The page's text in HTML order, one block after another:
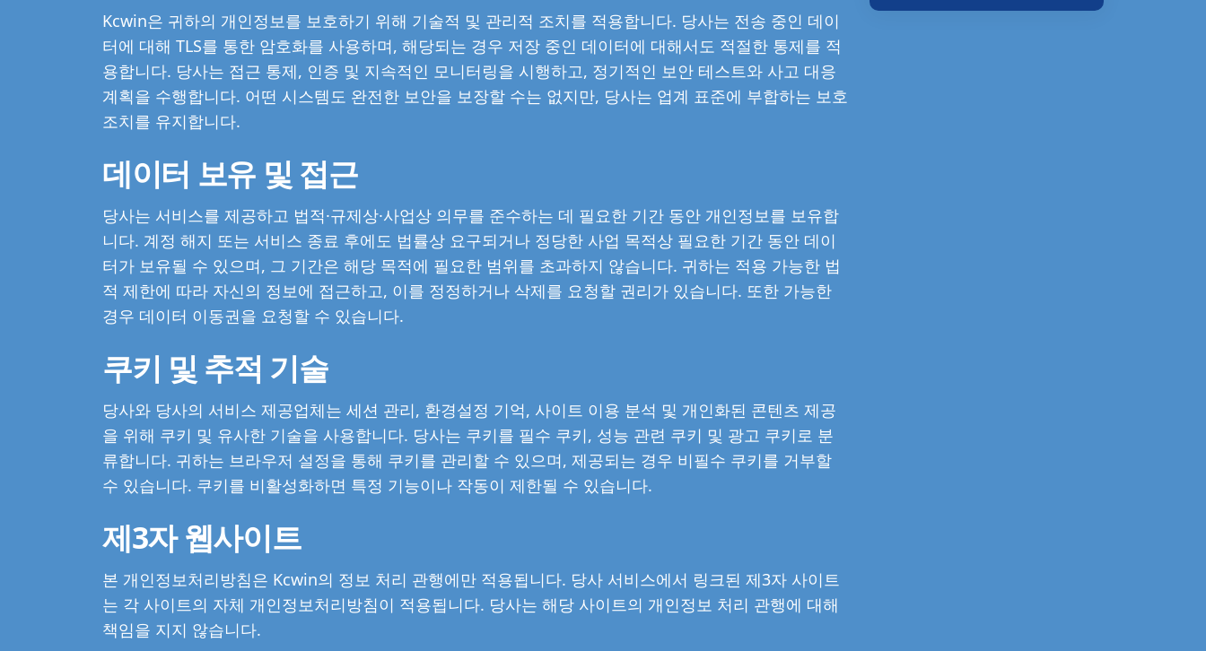
Kcwin은 귀하의 개인정보를 보호하기 위해 기술적 및 관리적 조치를 적용합니다. 당사는 전송 중인 데이
터에 대해 TLS를 통한 암호화를 사용하며, 해당되는 경우 저장 중인 데이터에 대해서도 적절한 통제를 적
용합니다. 당사는 접근 통제, 인증 및 지속적인 모니터링을 시행하고, 정기적인 보안 테스트와 사고 대응
계획을 수행합니다. 어떤 시스템도 완전한 보안을 보장할 수는 없지만, 당사는 업계 표준에 부합하는 보호
조치를 유지합니다.
데이터 보유 및 접근
당사는 서비스를 제공하고 법적·규제상·사업상 의무를 준수하는 데 필요한 기간 동안 개인정보를 보유합
니다. 계정 해지 또는 서비스 종료 후에도 법률상 요구되거나 정당한 사업 목적상 필요한 기간 동안 데이
터가 보유될 수 있으며, 그 기간은 해당 목적에 필요한 범위를 초과하지 않습니다. 귀하는 적용 가능한 법
적 제한에 따라 자신의 정보에 접근하고, 이를 정정하거나 삭제를 요청할 권리가 있습니다. 또한 가능한
경우 데이터 이동권을 요청할 수 있습니다.
쿠키 및 추적 기술
당사와 당사의 서비스 제공업체는 세션 관리, 환경설정 기억, 사이트 이용 분석 및 개인화된 콘텐츠 제공
을 위해 쿠키 및 유사한 기술을 사용합니다. 당사는 쿠키를 필수 쿠키, 성능 관련 쿠키 및 광고 쿠키로 분
류합니다. 귀하는 브라우저 설정을 통해 쿠키를 관리할 수 있으며, 제공되는 경우 비필수 쿠키를 거부할
수 있습니다. 쿠키를 비활성화하면 특정 기능이나 작동이 제한될 수 있습니다.
제3자 웹사이트
본 개인정보처리방침은 Kcwin의 정보 처리 관행에만 적용됩니다. 당사 서비스에서 링크된 제3자 사이트
는 각 사이트의 자체 개인정보처리방침이 적용됩니다. 당사는 해당 사이트의 개인정보 처리 관행에 대해
책임을 지지 않습니다.